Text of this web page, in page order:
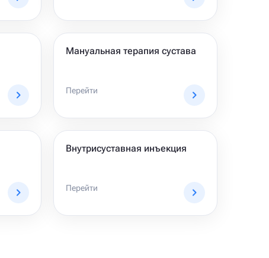
Мануальная терапия сустава
Перейти
Внутрисуставная инъекция
Перейти